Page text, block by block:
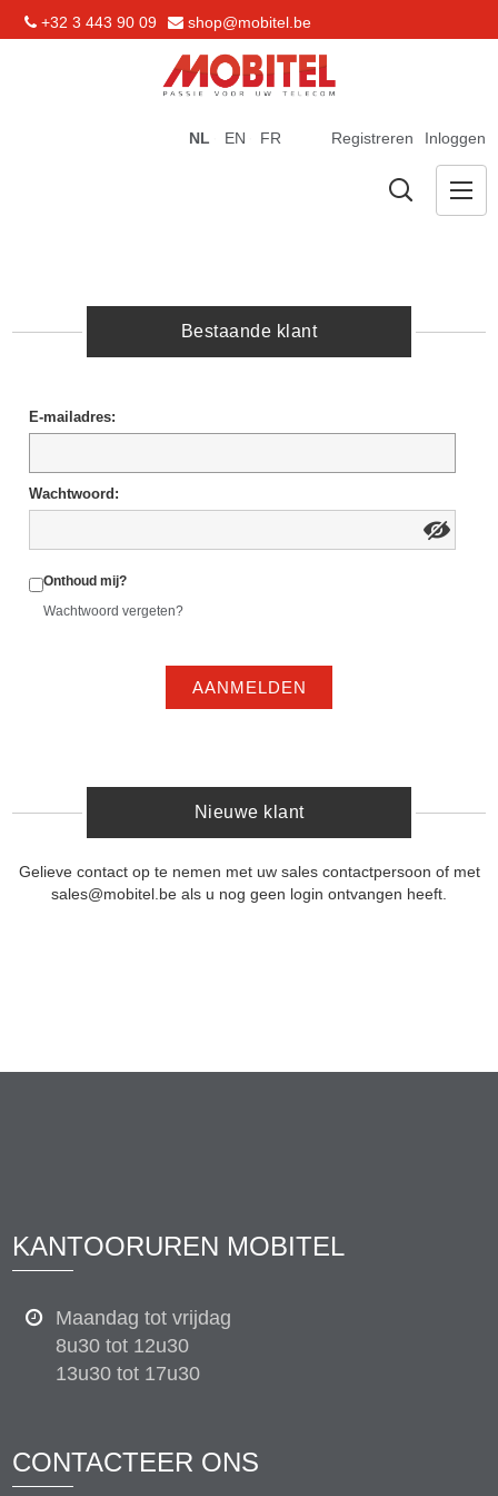
+32 3 443 90 09 shop@mobitel.be
Registreren Inloggen
NL EN FR
Bestaande klant
E-mailadres:
Wachtwoord:
Onthoud mij?
Wachtwoord vergeten?
AANMELDEN
Nieuwe klant
Gelieve contact op te nemen met uw sales contactpersoon of met
sales@mobitel.be als u nog geen login ontvangen heeft.
KANTOORUREN MOBITEL
Maandag tot vrijdag
8u30 tot 12u30
13u30 tot 17u30
CONTACTEER ONS